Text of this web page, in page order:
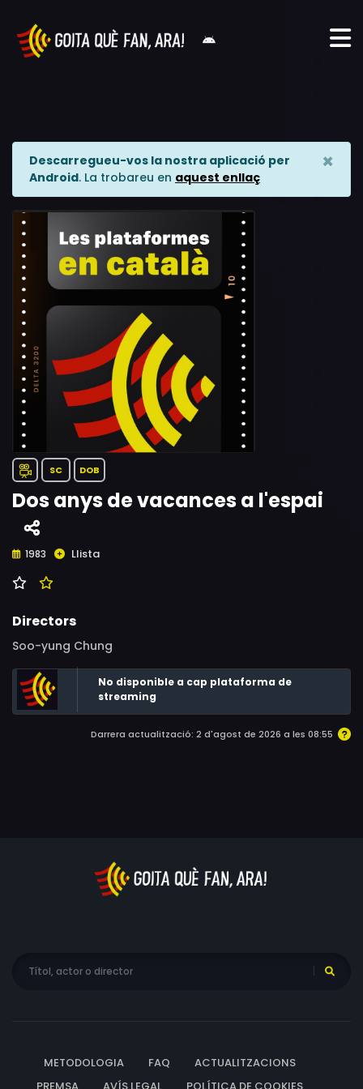
Descarregueu-vos la nostra aplicació per
Android. La trobareu en aquest enllaç
×
SC DOB
Dos anys de vacances a l'espai
1983 Llista
Directors
Soo-yung Chung
No disponible a cap plataforma de
streaming
Darrera actualització: 2 d'agost de 2026 a les 08:55
METODOLOGIA FAQ
ACTUALITZACIONS